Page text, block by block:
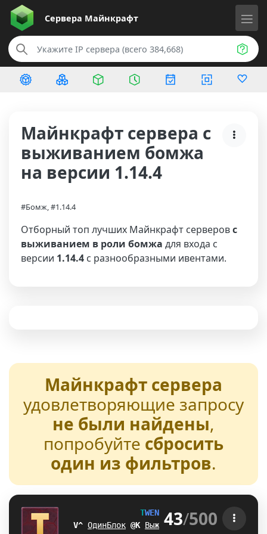
Сервера Майнкрафт
Майнкрафт сервера с
выживанием бомжа
на версии 1.14.4
#Бомж, #1.14.4
Отборный топ лучших Майнкрафт серверовс
выживанием в роли бомжа для входа с
версии 1.14.4 с разнообразными ивентами.
Майнкрафт сервера
удовлетворяющие запросу
не были найдены,
попробуйте сбросить
один из фильтров.
TWEN URE
[1.21-26.2]
@O ОдинБлок NH Выживание [^ БедВарс
43/500